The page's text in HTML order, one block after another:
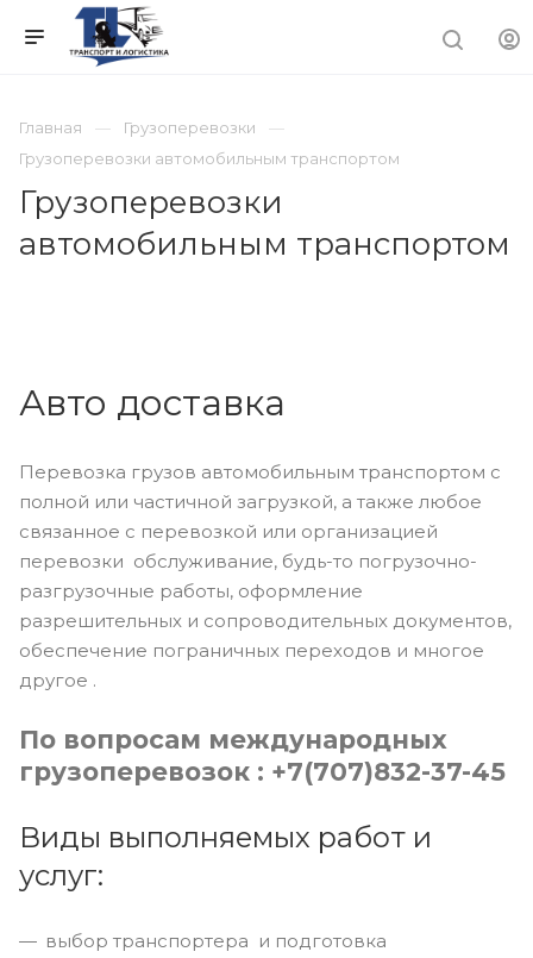
Главная
Грузоперевозки
Грузоперевозки автомобильным транспортом
Грузоперевозки
автомобильным транспортом
Авто доставка
Перевозка грузов автомобильным транспортом с
полной или частичной загрузкой, а также любое
связанное с перевозкой или организацией
перевозки обслуживание, будь-то погрузочно-
разгрузочные работы, оформление
разрешительных и сопроводительных документов,
обеспечение пограничных переходов и многое
другое .
По вопросам международных
грузоперевозок : +7(707)832-37-45
Виды выполняемых работ и
услуг:
выбор транспортера и подготовка